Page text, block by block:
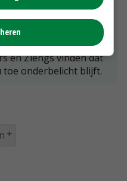
ontploffingen dan bij
staat in het Actieplan
2022 dat milieueisen
de weg zitten. De
en Ziengs vinden dat
toe onderbelicht blijft.